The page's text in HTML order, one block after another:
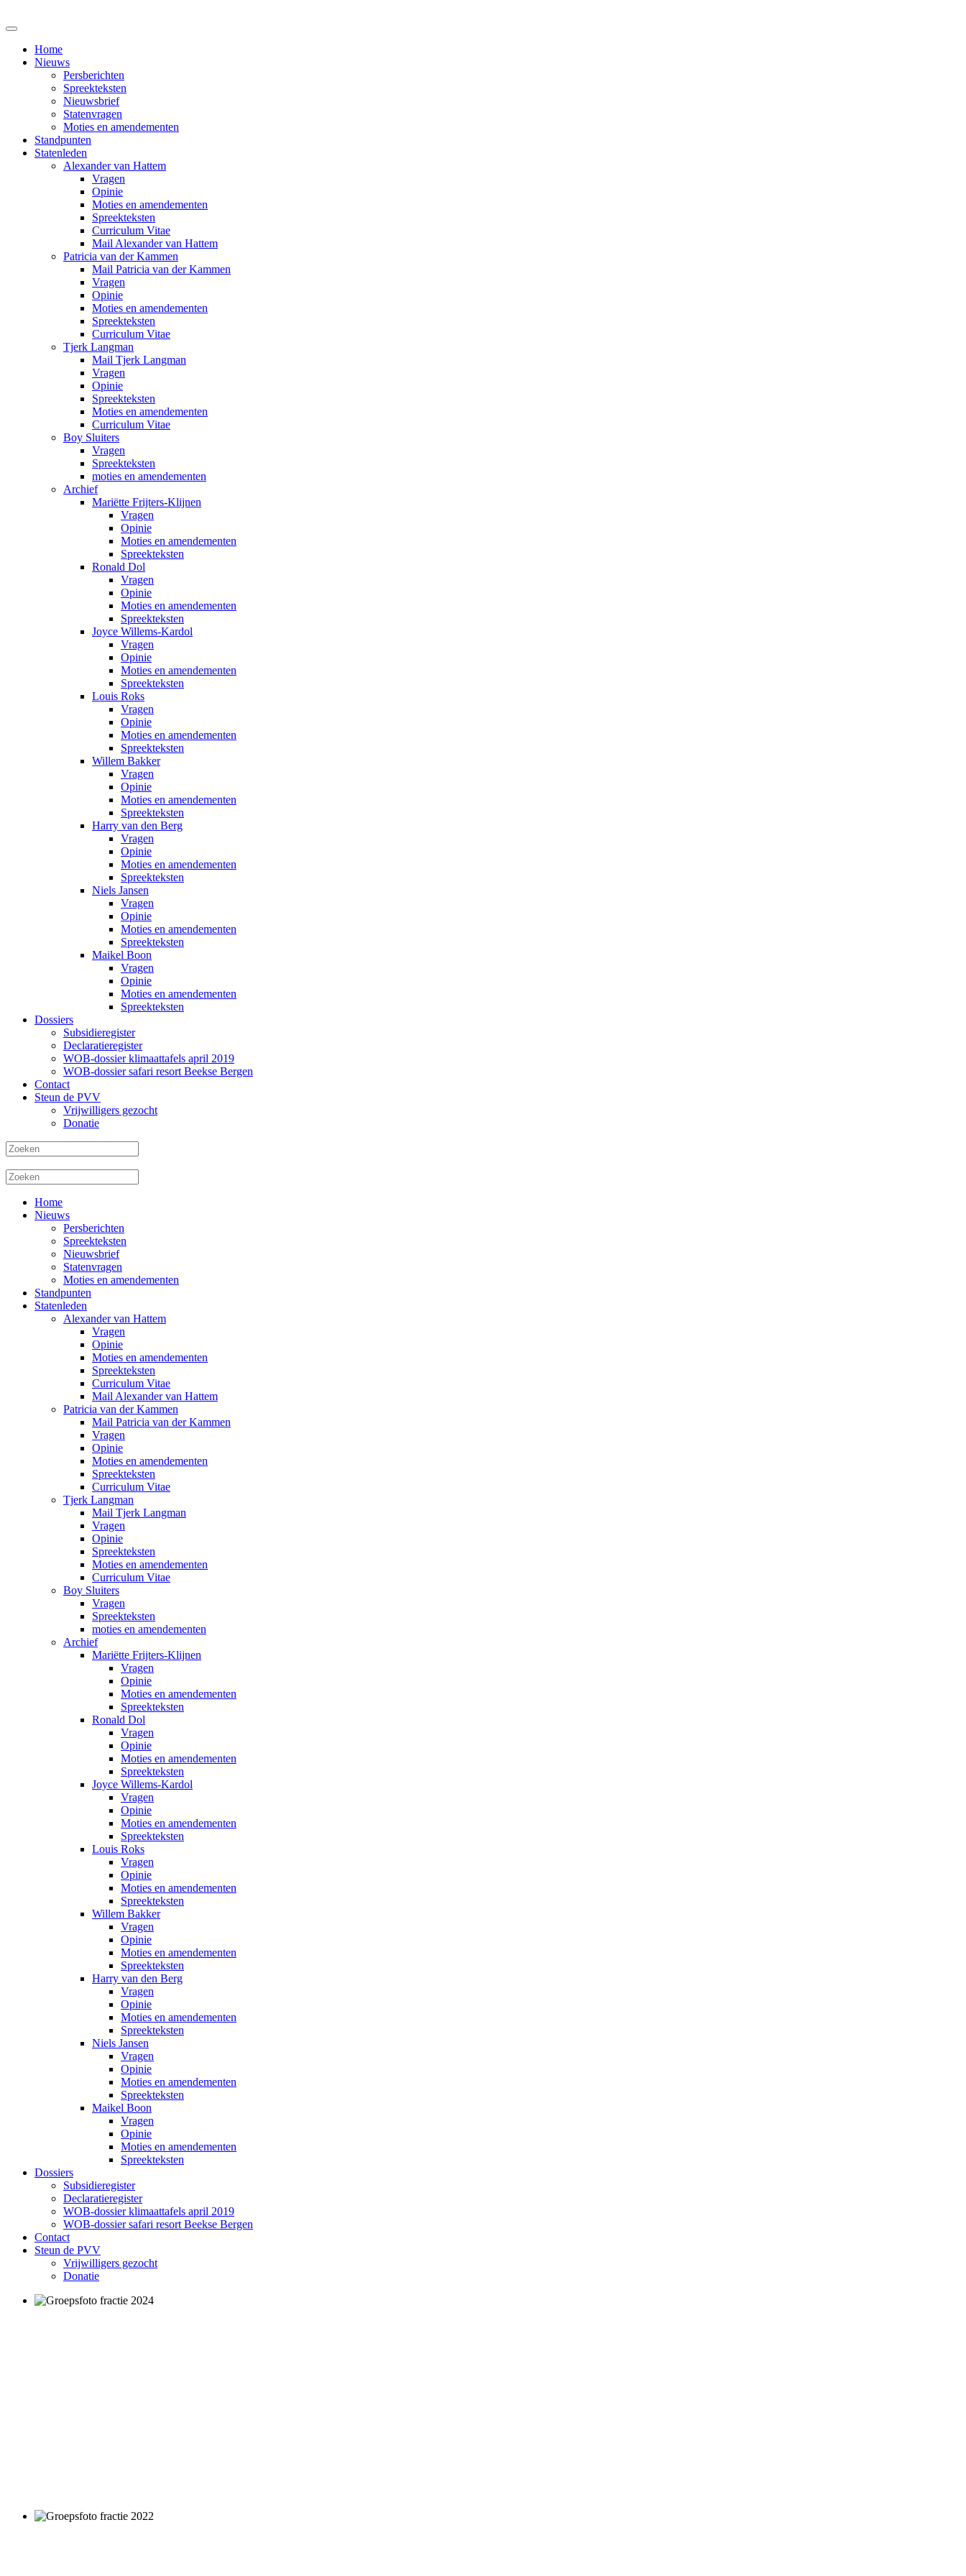
Home
Nieuws
Persberichten
Spreekteksten
Nieuwsbrief
Statenvragen
Moties en amendementen
Standpunten
Statenleden
Alexander van Hattem
Vragen
Opinie
Moties en amendementen
Spreekteksten
Curriculum Vitae
Mail Alexander van Hattem
Patricia van der Kammen
Mail Patricia van der Kammen
Vragen
Opinie
Moties en amendementen
Spreekteksten
Curriculum Vitae
Tjerk Langman
Mail Tjerk Langman
Vragen
Opinie
Spreekteksten
Moties en amendementen
Curriculum Vitae
Boy Sluiters
Vragen
Spreekteksten
moties en amendementen
Archief
Mariëtte Frijters-Klijnen
Vragen
Opinie
Moties en amendementen
Spreekteksten
Ronald Dol
Vragen
Opinie
Moties en amendementen
Spreekteksten
Joyce Willems-Kardol
Vragen
Opinie
Moties en amendementen
Spreekteksten
Louis Roks
Vragen
Opinie
Moties en amendementen
Spreekteksten
Willem Bakker
Vragen
Opinie
Moties en amendementen
Spreekteksten
Harry van den Berg
Vragen
Opinie
Moties en amendementen
Spreekteksten
Niels Jansen
Vragen
Opinie
Moties en amendementen
Spreekteksten
Maikel Boon
Vragen
Opinie
Moties en amendementen
Spreekteksten
Dossiers
Subsidieregister
Declaratieregister
WOB-dossier klimaattafels april 2019
WOB-dossier safari resort Beekse Bergen
Contact
Steun de PVV
Vrijwilligers gezocht
Donatie
Home
Nieuws
Persberichten
Spreekteksten
Nieuwsbrief
Statenvragen
Moties en amendementen
Standpunten
Statenleden
Alexander van Hattem
Vragen
Opinie
Moties en amendementen
Spreekteksten
Curriculum Vitae
Mail Alexander van Hattem
Patricia van der Kammen
Mail Patricia van der Kammen
Vragen
Opinie
Moties en amendementen
Spreekteksten
Curriculum Vitae
Tjerk Langman
Mail Tjerk Langman
Vragen
Opinie
Spreekteksten
Moties en amendementen
Curriculum Vitae
Boy Sluiters
Vragen
Spreekteksten
moties en amendementen
Archief
Mariëtte Frijters-Klijnen
Vragen
Opinie
Moties en amendementen
Spreekteksten
Ronald Dol
Vragen
Opinie
Moties en amendementen
Spreekteksten
Joyce Willems-Kardol
Vragen
Opinie
Moties en amendementen
Spreekteksten
Louis Roks
Vragen
Opinie
Moties en amendementen
Spreekteksten
Willem Bakker
Vragen
Opinie
Moties en amendementen
Spreekteksten
Harry van den Berg
Vragen
Opinie
Moties en amendementen
Spreekteksten
Niels Jansen
Vragen
Opinie
Moties en amendementen
Spreekteksten
Maikel Boon
Vragen
Opinie
Moties en amendementen
Spreekteksten
Dossiers
Subsidieregister
Declaratieregister
WOB-dossier klimaattafels april 2019
WOB-dossier safari resort Beekse Bergen
Contact
Steun de PVV
Vrijwilligers gezocht
Donatie